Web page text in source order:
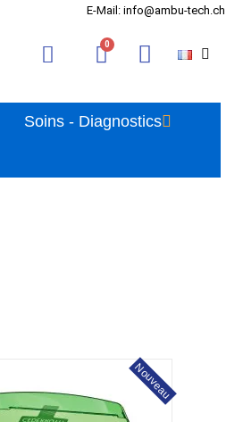
E-Mail: info@ambu-tech.ch
Soins - Diagnostics
Nouveau